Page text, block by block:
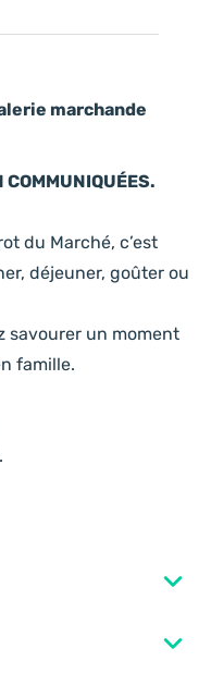
marchande
COMMUNIQUÉES.
du Marché, c’est
déjeuner, goûter ou
savourer un moment
famille.